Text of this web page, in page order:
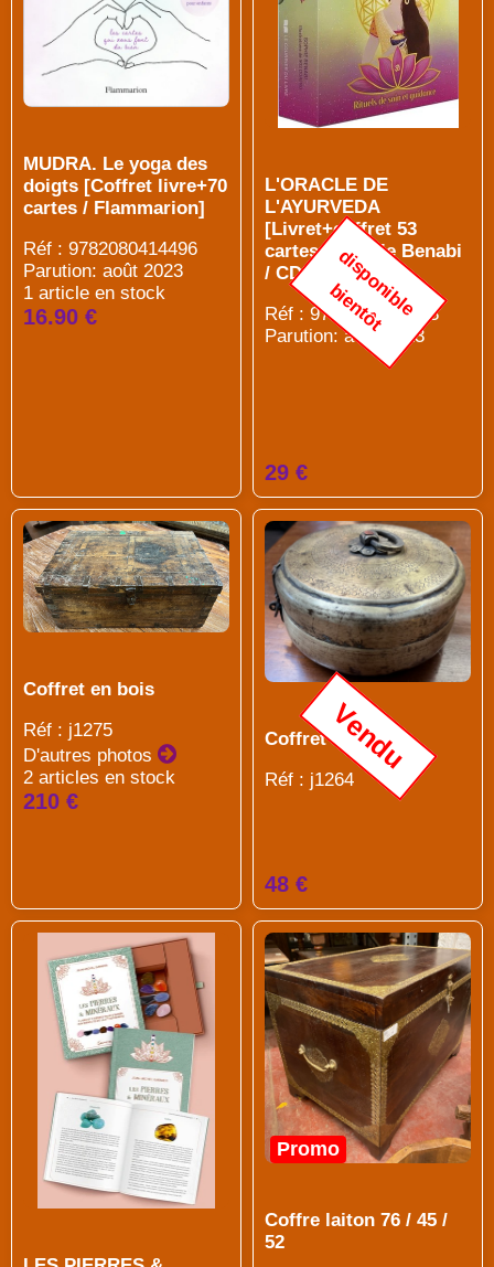
MUDRA. Le yoga des
doigts [Coffret livre+70
cartes / Flammarion]
Réf : 9782080414496
Parution: août 2023
1 article en stock
16.90 €
L'ORACLE DE
L'AYURVEDA
[Livret+coffret 53
cartes / Sophie Benabi
/ CDL]
Réf : 9782702925843
Parution: avril 2023
d
i
s
p
o
n
i
b
l
e
b
i
e
n
t
ô
t
29 €
Coffret en bois
Réf : j1275
D'autres photos
2 articles en stock
210 €
Coffret en laiton
Réf : j1264
Vendu
48 €
Promo
Coffre laiton 76 / 45 /
52